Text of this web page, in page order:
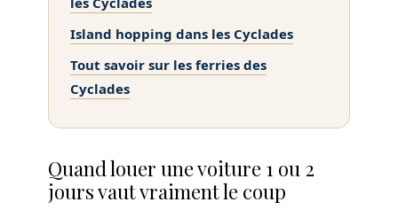
Island hopping dans les Cyclades
Tout savoir sur les ferries des
Cyclades
Quand louer une voiture 1 ou 2
jours vaut vraiment le coup